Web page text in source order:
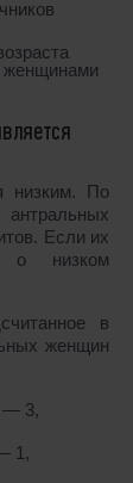
женщинами
низким. По
антральных
Если их
о низком
в
женщин
― 3,
1,